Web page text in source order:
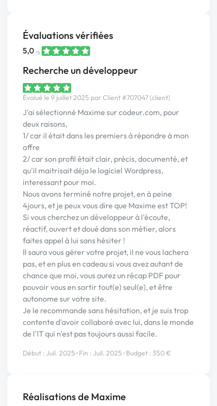
Évaluations vérifiées
5,0 /5
Recherche un développeur
Évalué le 9 juillet 2025 par Client #707047 (client)
J'ai sélectionné Maxime sur codeur.com, pour
deux raisons,
1/ car il était dans les premiers à répondre à mon
offre
2/ car son profil était clair, précis, documenté, et
qu'il maitrisait déja le logiciel Wordpress,
interessant pour moi.
Nous avons terminé notre projet, en à peine
4jours, et je peux vous dire que Maxime est TOP!
Si vous cherchez un développeur à l'écoute,
réactif, ouvert et doué dans son métier, alors
faites appel à lui sans hésiter !
Il saura vous gérer votre projet, il ne vous lachera
pas, et en plus en cadeau si vous avez autant de
chance que moi, vous aurez un récap PDF pour
pouvoir vous en sortir tout(e) seul(e), et être
autonome sur votre site.
Je le recommande sans hésitation, et je suis trop
contente d'avoir collaboré avec lui, dans le monde
de l'IT qui n'est pas toujours aussi facile.
Début : Juil. 2025•Fin : Juil. 2025•Budget : 350 €
Réalisations de Maxime